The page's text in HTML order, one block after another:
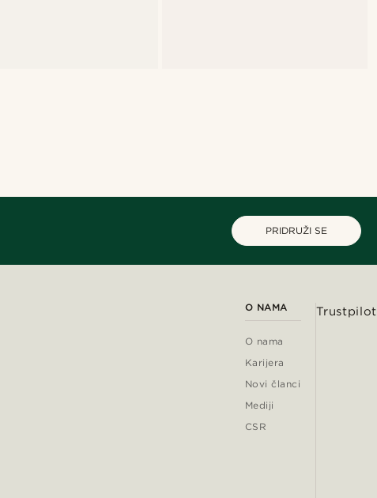
PRIDRUŽI SE
O NAMA
O nama
Karijera
Novi članci
Mediji
CSR
Trustpilot